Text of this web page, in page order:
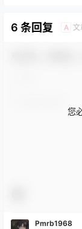
6 条回复 A 文
您
Pmrb1968